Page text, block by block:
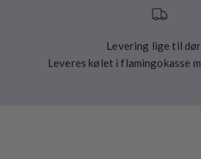
Levering lige til
Leveres kølet i flamingokasse